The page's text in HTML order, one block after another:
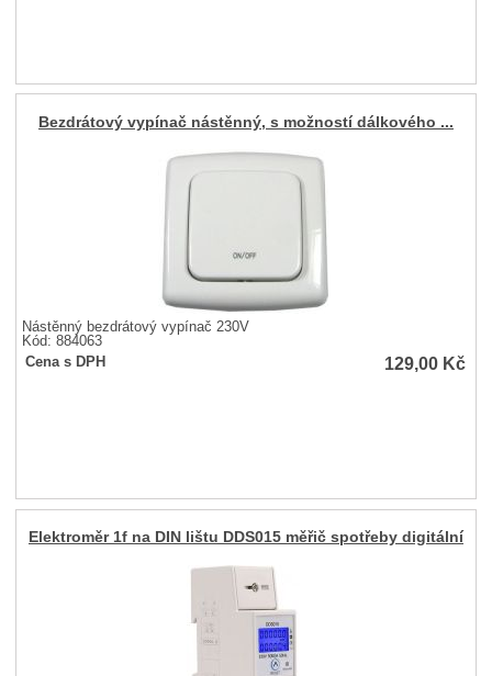
Bezdrátový vypínač nástěnný, s možností dálkového ...
Nástěnný bezdrátový vypínač 230V
Kód: 884063
Cena s DPH
129,00 Kč
Elektroměr 1f na DIN lištu DDS015 měřič spotřeby digitální